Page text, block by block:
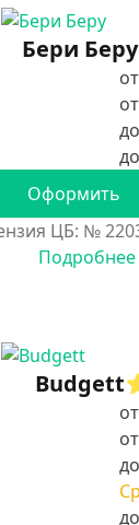
Бери Беру
Оформить
ЦБ: №
Подробнее
Budgett